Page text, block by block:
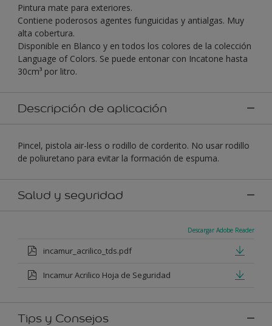
Pintura mate para exteriores.
Contiene poderosos agentes funguicidas y antialgas. Muy
alta cobertura.
Disponible en Blanco y en todos los colores de la colección
Language of Colors. Se puede entonar con Incatone hasta
30cm³ por litro.
Descripción de aplicación
Pincel, pistola air-less o rodillo de corderito. No usar rodillo
de poliuretano para evitar la formación de espuma.
Salud y seguridad
Descargar Adobe Reader
incamur_acrilico_tds.pdf
Incamur Acrilico Hoja de Seguridad
Tips y Consejos